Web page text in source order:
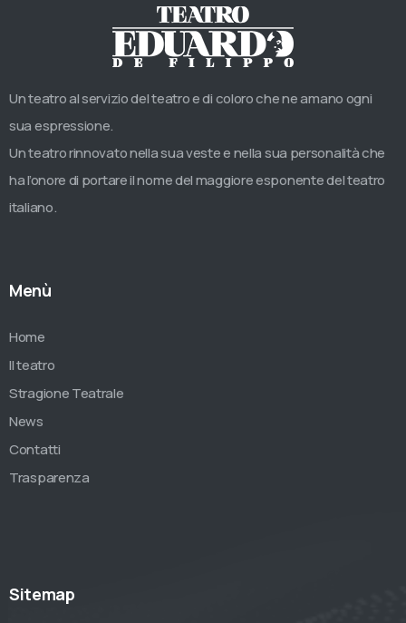
Un teatro al servizio del teatro e di coloro che ne amano ogni
sua espressione.
Un teatro rinnovato nella sua veste e nella sua personalità che
ha l’onore di portare il nome del maggiore esponente del teatro
italiano.
Menù
Home
Il teatro
Stragione Teatrale
News
Contatti
Trasparenza
Sitemap